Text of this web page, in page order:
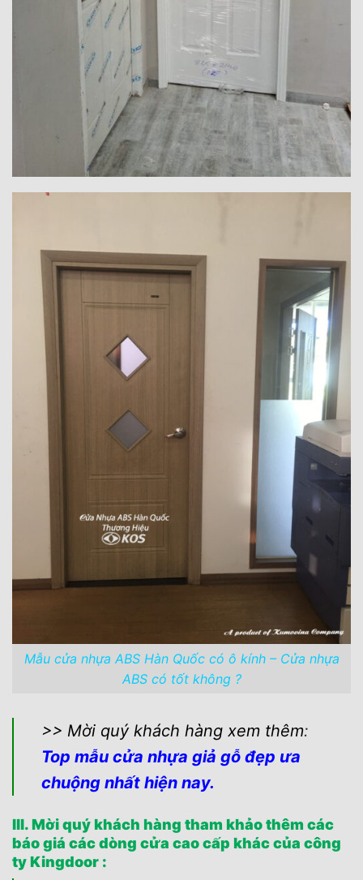
Mẫu cửa nhựa ABS Hàn Quốc có ô kính – Cửa nhựa
ABS có tốt không ?
>> Mời quý khách hàng xem thêm:
Top mẫu cửa nhựa giả gỗ đẹp ưa
chuộng nhất hiện nay.
III. Mời quý khách hàng tham khảo thêm các
báo giá các dòng cửa cao cấp khác của công
ty Kingdoor :